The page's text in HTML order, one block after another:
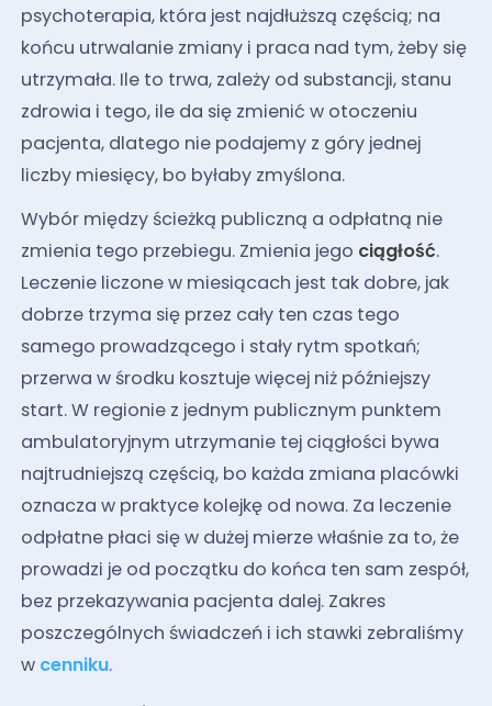
psychoterapia, która jest najdłuższą częścią; na
końcu utrwalanie zmiany i praca nad tym, żeby się
utrzymała. Ile to trwa, zależy od substancji, stanu
zdrowia i tego, ile da się zmienić w otoczeniu
pacjenta, dlatego nie podajemy z góry jednej
liczby miesięcy, bo byłaby zmyślona.
Wybór między ścieżką publiczną a odpłatną nie
zmienia tego przebiegu. Zmienia jego ciągłość.
Leczenie liczone w miesiącach jest tak dobre, jak
dobrze trzyma się przez cały ten czas tego
samego prowadzącego i stały rytm spotkań;
przerwa w środku kosztuje więcej niż późniejszy
start. W regionie z jednym publicznym punktem
ambulatoryjnym utrzymanie tej ciągłości bywa
najtrudniejszą częścią, bo każda zmiana placówki
oznacza w praktyce kolejkę od nowa. Za leczenie
odpłatne płaci się w dużej mierze właśnie za to, że
prowadzi je od początku do końca ten sam zespół,
bez przekazywania pacjenta dalej. Zakres
poszczególnych świadczeń i ich stawki zebraliśmy
w cenniku.